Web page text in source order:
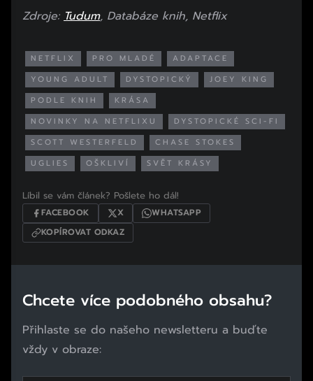
Zdroje: Tudum, Databáze knih, Netflix
NETFLIX PRO MLADÉ
ADAPTACE
YOUNG ADULT
DYSTOPICKÝ
JOEY KING
PODLE KNIH
KRÁSA
NOVINKY NA NETFLIXU
DYSTOPICKÉ SCI-FI
SCOTT WESTERFELD
CHASE STOKES
UGLIES
OŠKLIVÍ SVĚT KRÁSY
Líbil se vám článek? Pošlete ho dál!
FACEBOOK X
WHATSAPP
KOPÍROVAT ODKAZ
Chcete více podobného obsahu?
Přihlaste se do našeho newsletteru a buďte
vždy v obraze: